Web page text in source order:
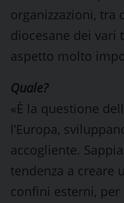
organizzazioni, tra
diocesane dei vari
aspetto molto
Quale?
«È la questione
l’Europa,
accogliente.
tendenza a creare
confini esterni,